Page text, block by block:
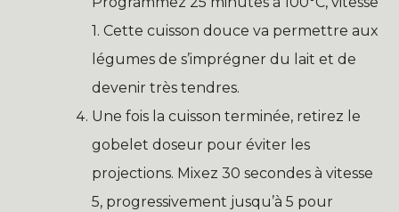
1. Cette cuisson douce va permettre aux
légumes de s’imprégner du lait et de
devenir très tendres.
Une fois la cuisson terminée, retirez le
gobelet doseur pour éviter les
projections. Mixez 30 secondes à vitesse
5, progressivement jusqu’à 5 pour